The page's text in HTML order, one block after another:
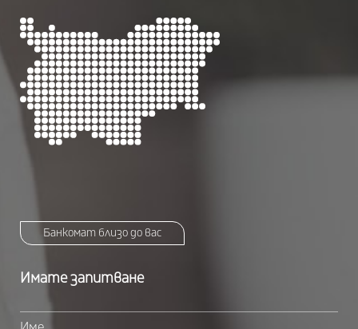
Банкомат близо до вас
Имате запитване